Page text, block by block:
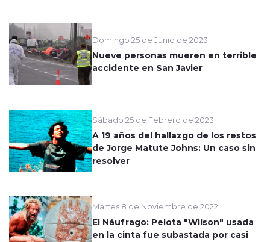
Domingo 25 de Junio de 2023
Nueve personas mueren en terrible
accidente en San Javier
Sábado 25 de Febrero de 2023
A 19 años del hallazgo de los restos
de Jorge Matute Johns: Un caso sin
resolver
Martes 8 de Noviembre de 2022
El Náufrago: Pelota "Wilson" usada
en la cinta fue subastada por casi